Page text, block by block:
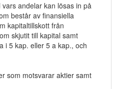
andelar kan lösas in på
består av finansiella
kapitaltillskott från
skjutit till kapital samt
i 5 kap. eller 5 a kap., och
som motsvarar aktier samt